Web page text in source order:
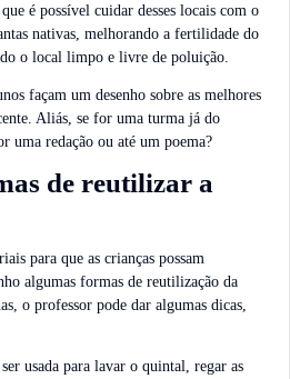
é possível cuidar desses locais com o
nativas, melhorando a fertilidade do
o local limpo e livre de poluição.
façam um desenho sobre as melhores
Aliás, se for uma turma já do
uma redação ou até um poema?
de reutilizar a
para que as crianças possam
algumas formas de reutilização da
o professor pode dar algumas dicas,
usada para lavar o quintal, regar as